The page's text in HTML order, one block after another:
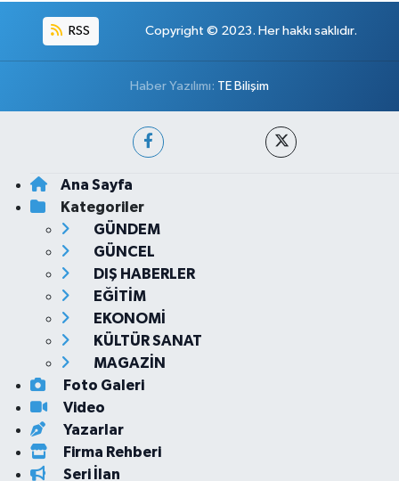
RSS Copyright © 2023. Her hakkı saklıdır.
Haber Yazılımı: TE Bilişim
Ana Sayfa
Kategoriler
GÜNDEM
GÜNCEL
DIŞ HABERLER
EĞİTİM
EKONOMİ
KÜLTÜR SANAT
MAGAZİN
Foto Galeri
Video
Yazarlar
Firma Rehberi
Seri İlan